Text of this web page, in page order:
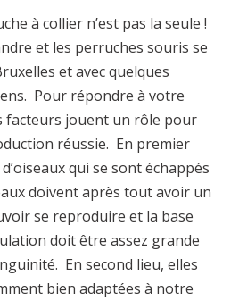
à collier n’est pas la seule !
et les perruches souris se
et avec quelques
Pour répondre à votre
facteurs jouent un rôle pour
réussie. En premier
qui se sont échappés
doivent après tout avoir un
se reproduire et la base
doit être assez grande
En second lieu, elles
bien adaptées à notre